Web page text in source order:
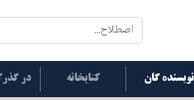
نویسنده گان کتابخانه در